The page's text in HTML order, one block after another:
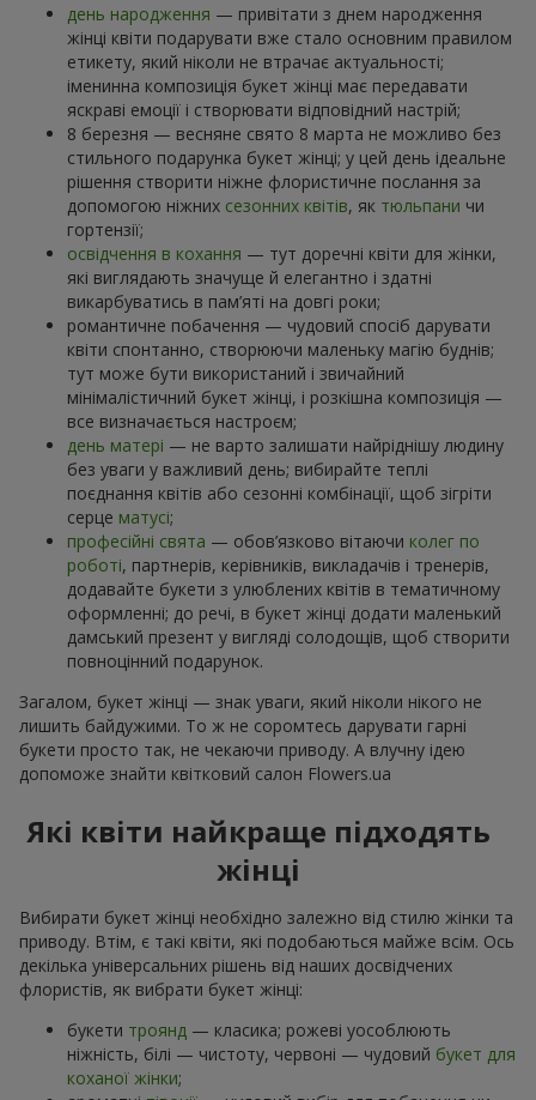
день народження — привітати з днем народження
жінці квіти подарувати вже стало основним правилом
етикету, який ніколи не втрачає актуальності;
іменинна композиція букет жінці має передавати
яскраві емоції і створювати відповідний настрій;
8 березня — весняне свято 8 марта не можливо без
стильного подарунка букет жінці; у цей день ідеальне
рішення створити ніжне флористичне послання за
допомогою ніжних сезонних квітів, як тюльпани чи
гортензії;
освідчення в кохання — тут доречні квіти для жінки,
які виглядають значуще й елегантно і здатні
викарбуватись в пам’яті на довгі роки;
романтичне побачення — чудовий спосіб дарувати
квіти спонтанно, створюючи маленьку магію буднів;
тут може бути використаний і звичайний
мінімалістичний букет жінці, і розкішна композиція —
все визначається настроєм;
день матері — не варто залишати найріднішу людину
без уваги у важливий день; вибирайте теплі
поєднання квітів або сезонні комбінації, щоб зігріти
серце матусі;
професійні свята — обов’язково вітаючи колег по
роботі, партнерів, керівників, викладачів і тренерів,
додавайте букети з улюблених квітів в тематичному
оформленні; до речі, в букет жінці додати маленький
дамський презент у вигляді солодощів, щоб створити
повноцінний подарунок.
Загалом, букет жінці — знак уваги, який ніколи нікого не
лишить байдужими. То ж не соромтесь дарувати гарні
букети просто так, не чекаючи приводу. А влучну ідею
допоможе знайти квітковий салон Flowers.ua
Які квіти найкраще підходять
жінці
Вибирати букет жінці необхідно залежно від стилю жінки та
приводу. Втім, є такі квіти, які подобаються майже всім. Ось
декілька універсальних рішень від наших досвідчених
флористів, як вибрати букет жінці:
букети троянд — класика; рожеві уособлюють
ніжність, білі — чистоту, червоні — чудовий букет для
коханої жінки;